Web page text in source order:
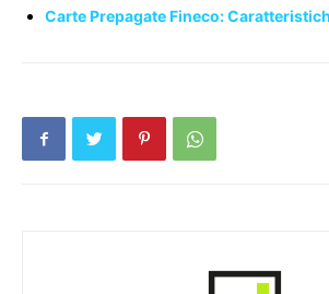
Carte Prepagate Fineco: